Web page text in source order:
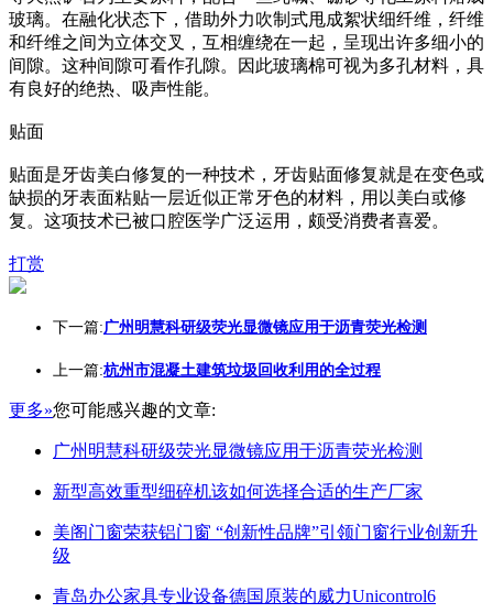
玻璃。在融化状态下，借助外力吹制式甩成絮状细纤维，纤维
和纤维之间为立体交叉，互相缠绕在一起，呈现出许多细小的
间隙。这种间隙可看作孔隙。因此玻璃棉可视为多孔材料，具
有良好的绝热、吸声性能。
贴面
贴面是牙齿美白修复的一种技术，牙齿贴面修复就是在变色或
缺损的牙表面粘贴一层近似正常牙色的材料，用以美白或修
复。这项技术已被口腔医学广泛运用，颇受消费者喜爱。
打赏
下一篇:广州明慧科研级荧光显微镜应用于沥青荧光检测
上一篇:杭州市混凝土建筑垃圾回收利用的全过程
更多»您可能感兴趣的文章:
广州明慧科研级荧光显微镜应用于沥青荧光检测
新型高效重型细碎机该如何选择合适的生产厂家
美阁门窗荣获铝门窗 “创新性品牌”引领门窗行业创新升
级
青岛办公家具专业设备德国原装的威力Unicontrol6